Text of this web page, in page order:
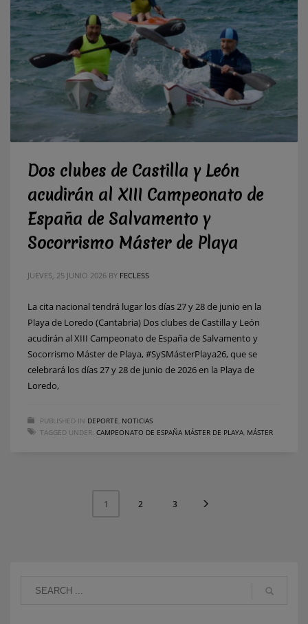
Dos clubes de Castilla y León
acudirán al XIII Campeonato de
España de Salvamento y
Socorrismo Máster de Playa
JUEVES, 25 JUNIO 2026 BY FECLESS
La cita nacional tendrá lugar los días 27 y 28 de junio en la
Playa de Loredo (Cantabria) Dos clubes de Castilla y León
acudirán al XIII Campeonato de España de Salvamento y
Socorrismo Máster de Playa, #SySMásterPlaya26, que se
celebrará los días 27 y 28 de junio de 2026 en la Playa de
Loredo,
PUBLISHED IN DEPORTE NOTICIAS
TAGGED UNDER: CAMPEONATO DE ESPAÑA MÁSTER DE PLAYA MÁSTER
1 2 3